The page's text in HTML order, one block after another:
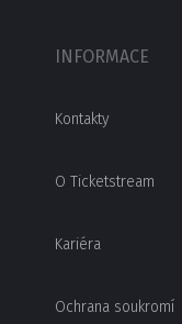
INFORMACE
Kontakty
O Ticketstream
Kariéra
Ochrana soukromí